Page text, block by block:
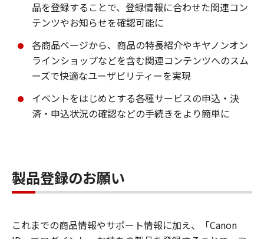
品を登録することで、登録情報に合わせた関連コン
テンツやお知らせを確認可能に
各商品ページから、商品の特長紹介やキヤノンオン
ラインショップなどを含む関連コンテンツへのスム
ーズで快適なユーザビリティーを実現
イベントをはじめとする各種サービスの申込・決
済・申込状況の確認などの手続きをより簡単に
製品登録のお願い
これまでの商品情報やサポート情報に加え、「Canon